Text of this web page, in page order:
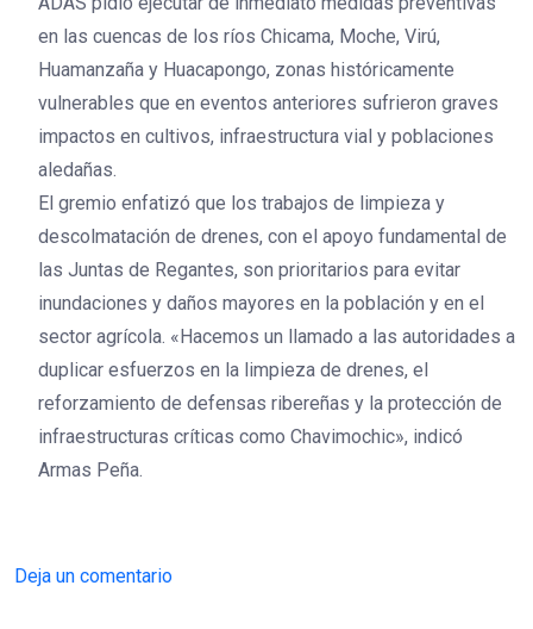
en las cuencas de los ríos Chicama, Moche, Virú,
Huamanzaña y Huacapongo, zonas históricamente
vulnerables que en eventos anteriores sufrieron graves
impactos en cultivos, infraestructura vial y poblaciones
aledañas.
El gremio enfatizó que los trabajos de limpieza y
descolmatación de drenes, con el apoyo fundamental de
las Juntas de Regantes, son prioritarios para evitar
inundaciones y daños mayores en la población y en el
sector agrícola. «Hacemos un llamado a las autoridades a
duplicar esfuerzos en la limpieza de drenes, el
reforzamiento de defensas ribereñas y la protección de
infraestructuras críticas como Chavimochic», indicó
Armas Peña.
Deja un comentario